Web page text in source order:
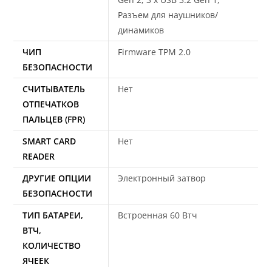
Разъем для наушников/
динамиков
ЧИП
БЕЗОПАСНОСТИ
Firmware TPM 2.0
СЧИТЫВАТЕЛЬ
ОТПЕЧАТКОВ
ПАЛЬЦЕВ (FPR)
Нет
SMART CARD
READER
Нет
ДРУГИЕ ОПЦИИ
БЕЗОПАСНОСТИ
Электронный затвор
ТИП БАТАРЕИ,
ВТЧ,
КОЛИЧЕСТВО
ЯЧЕЕК
Встроенная 60 Втч